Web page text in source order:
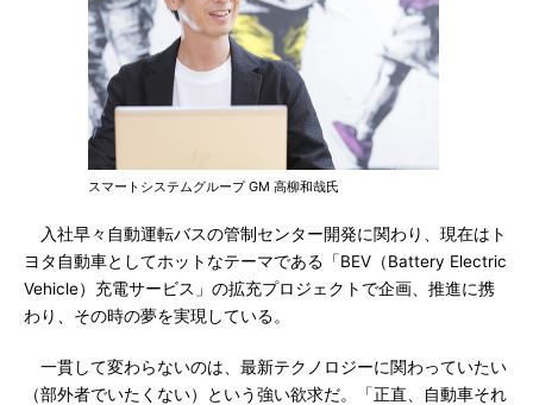
スマートシステムグループ GM 高柳和哉氏
入社早々自動運転バスの管制センター開発に関わり、現在はト
ヨタ自動車としてホットなテーマである「BEV（Battery Electric
Vehicle）充電サービス」の拡充プロジェクトで企画、推進に携
わり、その時の夢を実現している。
一貫して変わらないのは、最新テクノロジーに関わっていたい
（部外者でいたくない）という強い欲求だ。「正直、自動車それ